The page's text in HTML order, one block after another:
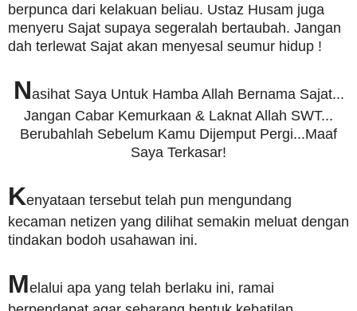
berpunca dari kelakuan beliau. Ustaz Husam juga
menyeru Sajat supaya segeralah bertaubah. Jangan
dah terlewat Sajat akan menyesal seumur hidup !
Nasihat Saya Untuk Hamba Allah Bernama Sajat...
Jangan Cabar Kemurkaan & Laknat Allah SWT...
Berubahlah Sebelum Kamu Dijemput Pergi...Maaf
Saya Terkasar!
Kenyataan tersebut telah pun mengundang
kecaman netizen yang dilihat semakin meluat dengan
tindakan bodoh usahawan ini.
Melalui apa yang telah berlaku ini, ramai